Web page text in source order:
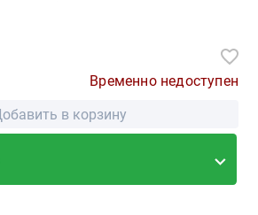
Временно недоступен
в корзину